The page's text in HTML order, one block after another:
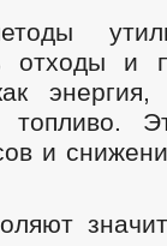
отходы и
и